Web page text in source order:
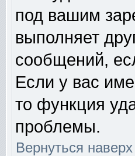
под вашим
выполняет
сообщений,
Если у вас
то функция
проблемы.
Вернуться наверх